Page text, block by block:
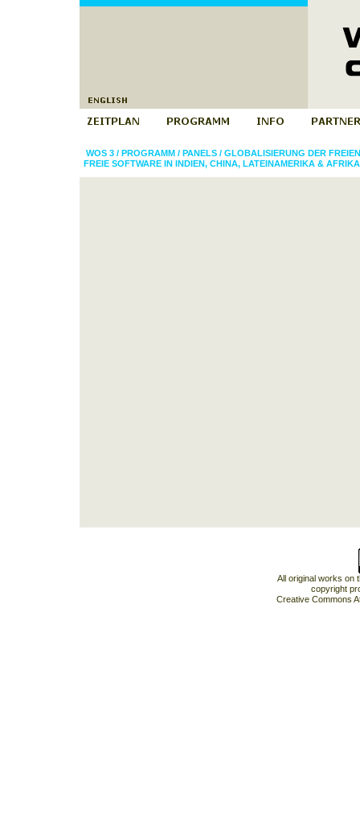
WOS 3/ PROGRAMM/ PANELS/ GLOBALISIERUNG DER
FREIE SOFTWARE IN INDIEN, CHINA, LATEINAMERIKA & AFRIKA
All original works on
copyright
Creative Commons